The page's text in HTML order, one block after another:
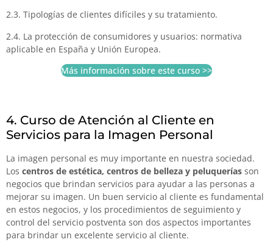
2.3. Tipologías de clientes difíciles y su tratamiento.
2.4. La protección de consumidores y usuarios: normativa
aplicable en España y Unión Europea.
Más información sobre este curso >>
4. Curso de Atención al Cliente en
Servicios para la Imagen Personal
La imagen personal es muy importante en nuestra sociedad.
Los centros de estética, centros de belleza y peluquerías son
negocios que brindan servicios para ayudar a las personas a
mejorar su imagen. Un buen servicio al cliente es fundamental
en estos negocios, y los procedimientos de seguimiento y
control del servicio postventa son dos aspectos importantes
para brindar un excelente servicio al cliente.